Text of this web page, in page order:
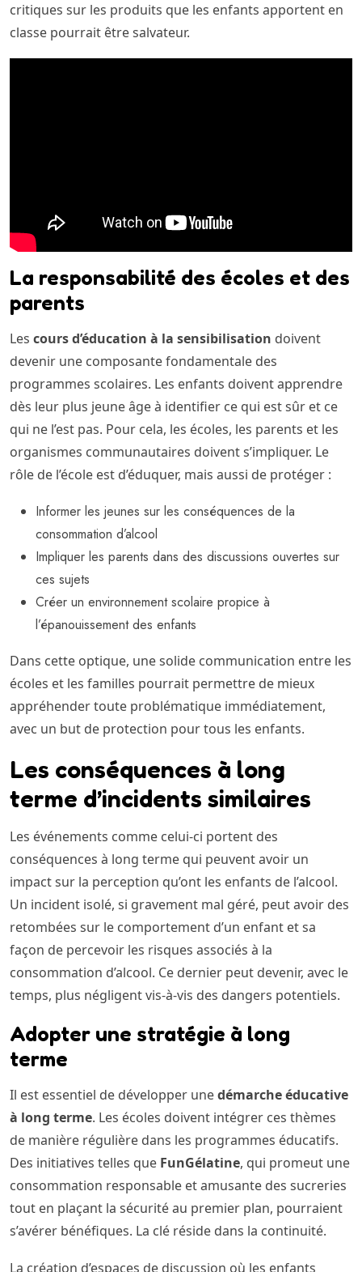
critiques sur les produits que les enfants apportent en
classe pourrait être salvateur.
La responsabilité des écoles et des
parents
Les cours d’éducation à la sensibilisation doivent
devenir une composante fondamentale des
programmes scolaires. Les enfants doivent apprendre
dès leur plus jeune âge à identifier ce qui est sûr et ce
qui ne l’est pas. Pour cela, les écoles, les parents et les
organismes communautaires doivent s’impliquer. Le
rôle de l’école est d’éduquer, mais aussi de protéger :
Informer les jeunes sur les conséquences de la
consommation d’alcool
Impliquer les parents dans des discussions ouvertes sur
ces sujets
Créer un environnement scolaire propice à
l’épanouissement des enfants
Dans cette optique, une solide communication entre les
écoles et les familles pourrait permettre de mieux
appréhender toute problématique immédiatement,
avec un but de protection pour tous les enfants.
Les conséquences à long
terme d’incidents similaires
Les événements comme celui-ci portent des
conséquences à long terme qui peuvent avoir un
impact sur la perception qu’ont les enfants de l’alcool.
Un incident isolé, si gravement mal géré, peut avoir des
retombées sur le comportement d’un enfant et sa
façon de percevoir les risques associés à la
consommation d’alcool. Ce dernier peut devenir, avec le
temps, plus négligent vis-à-vis des dangers potentiels.
Adopter une stratégie à long
terme
Il est essentiel de développer unedémarche éducative
à long terme. Les écoles doivent intégrer ces thèmes
de manière régulière dans les programmes éducatifs.
Des initiatives telles que FunGélatine, qui promeut une
consommation responsable et amusante des sucreries
tout en plaçant la sécurité au premier plan, pourraient
s’avérer bénéfiques. La clé réside dans la continuité.
La création d’espaces de discussion où les enfants